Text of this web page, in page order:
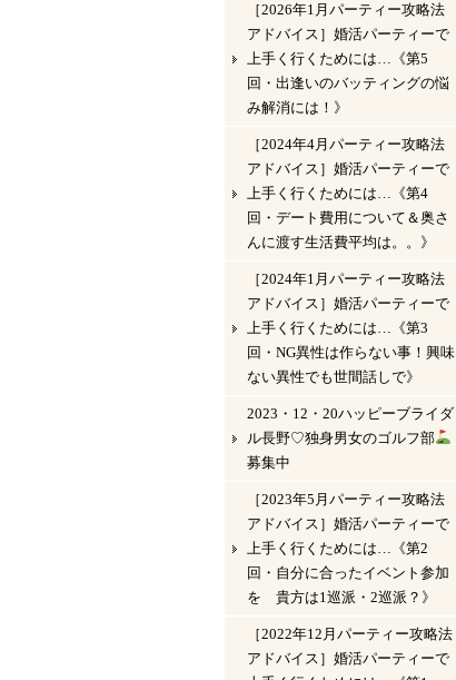
［2026年1月パーティー攻略法
アドバイス］婚活パーティーで
上手く行くためには…《第5
回・出逢いのバッティングの悩
み解消には！》
［2024年4月パーティー攻略法
アドバイス］婚活パーティーで
上手く行くためには…《第4
回・デート費用について＆奥さ
んに渡す生活費平均は。。》
［2024年1月パーティー攻略法
アドバイス］婚活パーティーで
上手く行くためには…《第3
回・NG異性は作らない事！興味
ない異性でも世間話しで》
2023・12・20ハッピーブライダ
ル長野♡独身男女のゴルフ部
募集中
［2023年5月パーティー攻略法
アドバイス］婚活パーティーで
上手く行くためには…《第2
回・自分に合ったイベント参加
を 貴方は1巡派・2巡派？》
［2022年12月パーティー攻略法
アドバイス］婚活パーティーで